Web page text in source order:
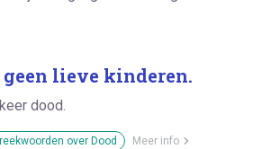
geen lieve kinderen.
dood.
over Dood Meer info